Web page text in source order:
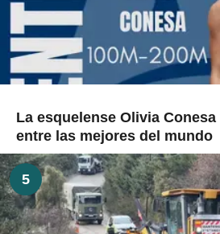
La esquelense Olivia
entre las mejores del mundo
5